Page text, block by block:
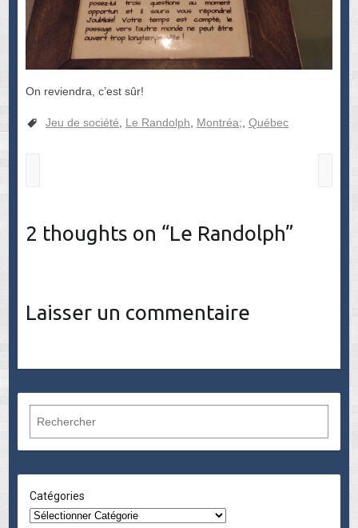
On reviendra, c’est sûr!
Jeu de société Le Randolph Montréa; Québec
2 thoughts on “Le Randolph”
Laisser un commentaire
c
e
r
Catégories